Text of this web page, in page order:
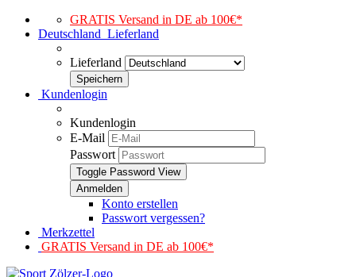
GRATIS Versand in DE ab 100€*
Deutschland Lieferland
Lieferland
Kundenlogin
Kundenlogin
E-Mail
Passwort
Toggle Password View
Konto erstellen
Passwort vergessen?
Merkzettel
GRATIS Versand in DE ab 100€*